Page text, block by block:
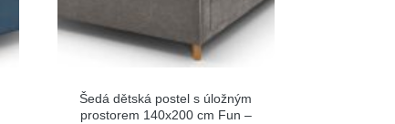
Šedá dětská postel s úložným
prostorem 140x200 cm Fun –